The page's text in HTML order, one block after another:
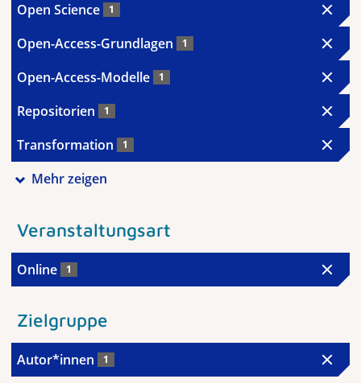
Open Science 1
Open-Access-Grundlagen 1
Open-Access-Modelle 1
Repositorien 1
Transformation 1
Mehr zeigen
Veranstaltungsart
Online 1
Zielgruppe
Autor*innen 1